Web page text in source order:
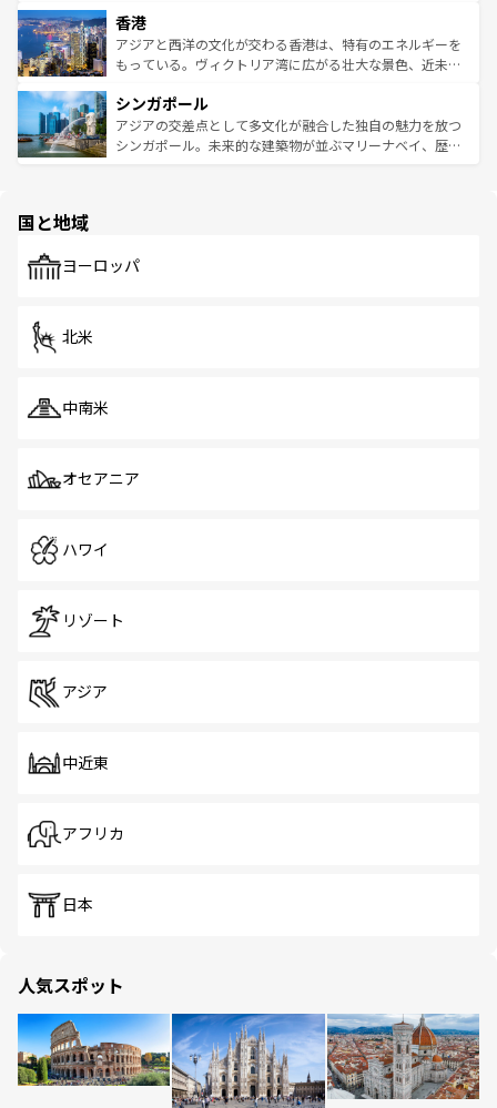
とつ。フォーやバインミー、ベトナムコーヒーなどは、ぜ
ひ現地で味わいたい。どの地域を訪れてもあたたかい人々
が旅行者を迎えてくれるので、きっと忘れられない旅にな
参照してほしい。
の活気が交差している。北部ではチェンマイなどの山岳地
帯で自然と触れ合い、南部ではプーケットやクラビの美し
いビーチでリゾート気分を楽しむことができる。タイ料理
激する。気候は一年中温暖で、どの季節にも異なる楽しみ
が待っている。親しみやすいタイの人々、仏教を中心とし
た文化、そして多様な観光資源が、訪れる旅人を魅了し続
香港
アジアと西洋の文化が交わる香港は、特有のエネルギーを
もっている。ヴィクトリア湾に広がる壮大な景色、近未来
み、どこを訪れても感動するはず。観光スポットが密集し
ており、効率よく見どころを回れるのも魅力。息をのむよ
うな絶景から文化的な体験まで、香港を存分に楽しみ尽く
シンガポール
アジアの交差点として多文化が融合した独自の魅力を放つ
シンガポール。未来的な建築物が並ぶマリーナベイ、歴史
で、ホーカーズは地元の風情を楽しめる外せないスポット
国と地域
ヨーロッパ
北米
中南米
オセアニア
ハワイ
リゾート
アジア
中近東
アフリカ
日本
人気スポット